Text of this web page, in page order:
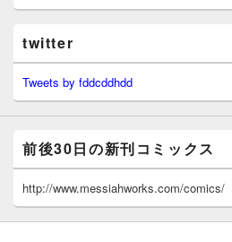
twitter
Tweets by fddcddhdd
前後30日の新刊コミックス
http://www.messiahworks.com/comics/